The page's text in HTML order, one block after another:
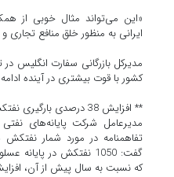
«این می‌تواند مثال خوبی از
ایرانی به منظور خلق منافع تجاری و
کشور با قوت بیشتری در آینده ادامه
** افزایش 38 درصدی بارگیری نفتکش ها در خارک
مدیرعامل شرکت پایانه‌های
گفت: 1050 نفتکش در
که نسبت به سال پیش از آن، افزایش 38 درصدی را شاهد